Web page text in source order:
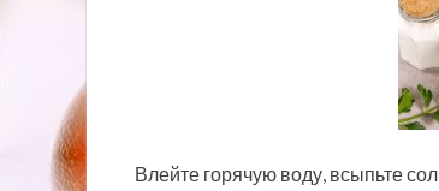
Влейте горячую воду, всыпьте